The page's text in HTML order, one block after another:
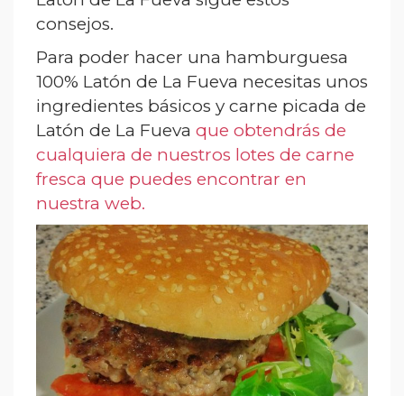
consejos.
Para poder hacer una hamburguesa
100% Latón de La Fueva necesitas unos
ingredientes básicos y carne picada de
Latón de La Fueva que obtendrás de
cualquiera de nuestros lotes de carne
fresca que puedes encontrar en
nuestra web.